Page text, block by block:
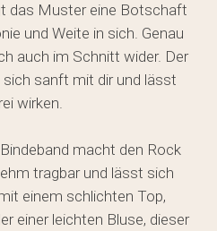
das Muster eine Botschaft
und Weite in sich. Genau
auch im Schnitt wider. Der
sanft mit dir und lässt
wirken.
macht den Rock
tragbar und lässt sich
einem schlichten Top,
einer leichten Bluse, dieser